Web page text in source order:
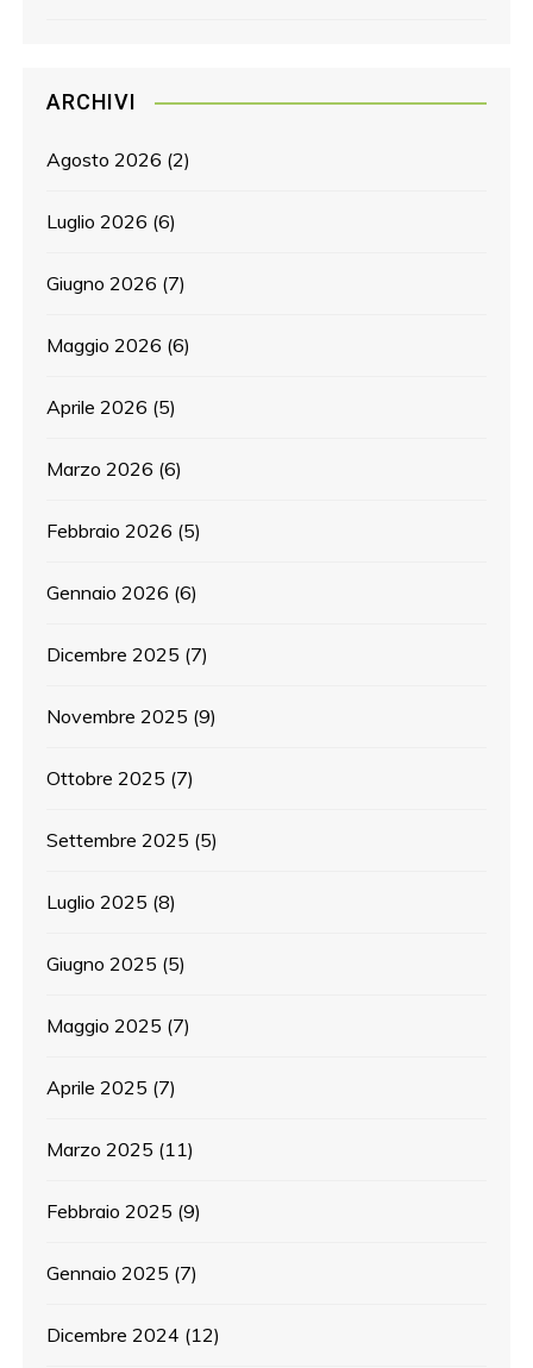
ARCHIVI
Agosto 2026 (2)
Luglio 2026 (6)
Giugno 2026 (7)
Maggio 2026 (6)
Aprile 2026 (5)
Marzo 2026 (6)
Febbraio 2026 (5)
Gennaio 2026 (6)
Dicembre 2025 (7)
Novembre 2025 (9)
Ottobre 2025 (7)
Settembre 2025 (5)
Luglio 2025 (8)
Giugno 2025 (5)
Maggio 2025 (7)
Aprile 2025 (7)
Marzo 2025 (11)
Febbraio 2025 (9)
Gennaio 2025 (7)
Dicembre 2024 (12)